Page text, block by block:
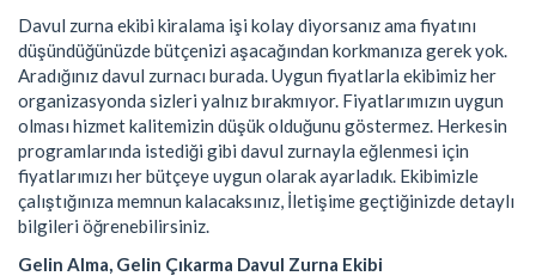
Davul zurna ekibi kiralama işi kolay diyorsanız ama fiyatını
düşündüğünüzde bütçenizi aşacağından korkmanıza gerek yok.
Aradığınız davul zurnacı burada. Uygun fiyatlarla ekibimiz her
organizasyonda sizleri yalnız bırakmıyor. Fiyatlarımızın uygun
olması hizmet kalitemizin düşük olduğunu göstermez. Herkesin
programlarında istediği gibi davul zurnayla eğlenmesi için
fiyatlarımızı her bütçeye uygun olarak ayarladık. Ekibimizle
çalıştığınıza memnun kalacaksınız, İletişime geçtiğinizde detaylı
bilgileri öğrenebilirsiniz.
Gelin Alma, Gelin Çıkarma Davul Zurna Ekibi